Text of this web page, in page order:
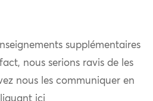
supplémentaires
nous serions ravis de les
nous les communiquer en
ici